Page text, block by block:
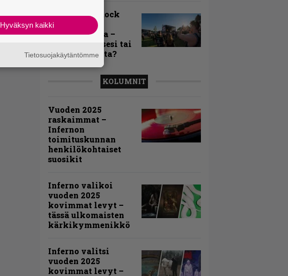
John Smith Rock
Festivalin
yleisögalleria –
bongaatko itsesi tai
tuttuja joukosta?
KOLUMNIT
Vuoden 2025
raskaimmat –
Infernon
toimituskunnan
henkilökohtaiset
suosikit
Inferno valikoi
vuoden 2025
kovimmat levyt –
tässä ulkomaisten
kärkikymmenikkö
Inferno valitsi
vuoden 2025
kovimmat levyt –
Hyväksyn kaikki
Tietosuojakäytäntömme